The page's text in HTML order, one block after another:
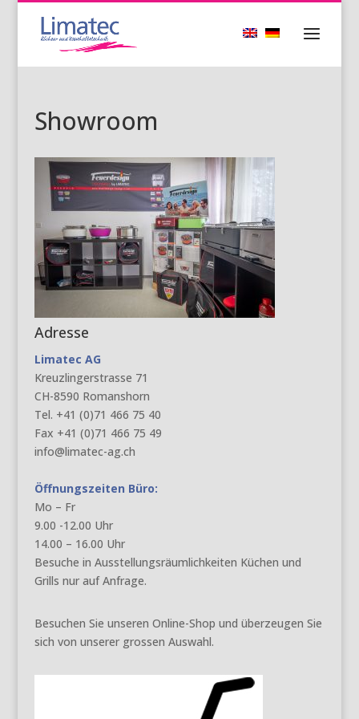
Showroom
Adresse
Limatec AG
Kreuzlingerstrasse 71
CH-8590 Romanshorn
Tel. +41 (0)71 466 75 40
Fax +41 (0)71 466 75 49
info@limatec-ag.ch
Öffnungszeiten Büro:
Mo – Fr
9.00 -12.00 Uhr
14.00 – 16.00 Uhr
Besuche in Ausstellungsräumlichkeiten Küchen und
Grills nur auf Anfrage.
Besuchen Sie unseren Online-Shop und überzeugen Sie
sich von unserer grossen Auswahl.